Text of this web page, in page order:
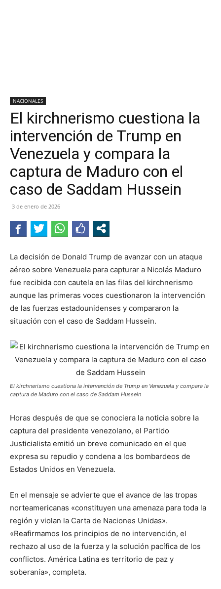
NACIONALES
El kirchnerismo cuestiona la
intervención de Trump en
Venezuela y compara la
captura de Maduro con el
caso de Saddam Hussein
3 de enero de 2026
La decisión de Donald Trump de avanzar con un ataque
aéreo sobre Venezuela para capturar a Nicolás Maduro
fue recibida con cautela en las filas del kirchnerismo
aunque las primeras voces cuestionaron la intervención
de las fuerzas estadounidenses y compararon la
situación con el caso de Saddam Hussein.
El kirchnerismo cuestiona la intervención de Trump en Venezuela y compara la
captura de Maduro con el caso de Saddam Hussein
Horas después de que se conociera la noticia sobre la
captura del presidente venezolano, el Partido
Justicialista emitió un breve comunicado en el que
expresa su repudio y condena a los bombardeos de
Estados Unidos en Venezuela.
En el mensaje se advierte que el avance de las tropas
norteamericanas «constituyen una amenaza para toda la
región y violan la Carta de Naciones Unidas».
«Reafirmamos los principios de no intervención, el
rechazo al uso de la fuerza y la solución pacífica de los
conflictos. América Latina es territorio de paz y
soberanía», completa.